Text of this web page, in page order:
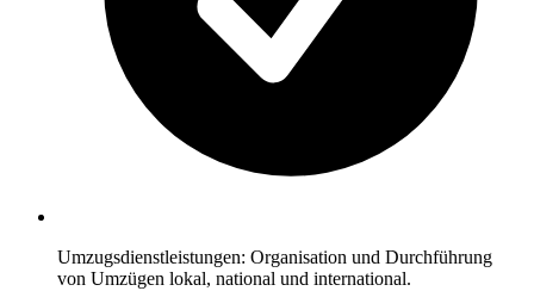
Umzugsdienstleistungen: Organisation und Durchführung
von Umzügen lokal, national und international.